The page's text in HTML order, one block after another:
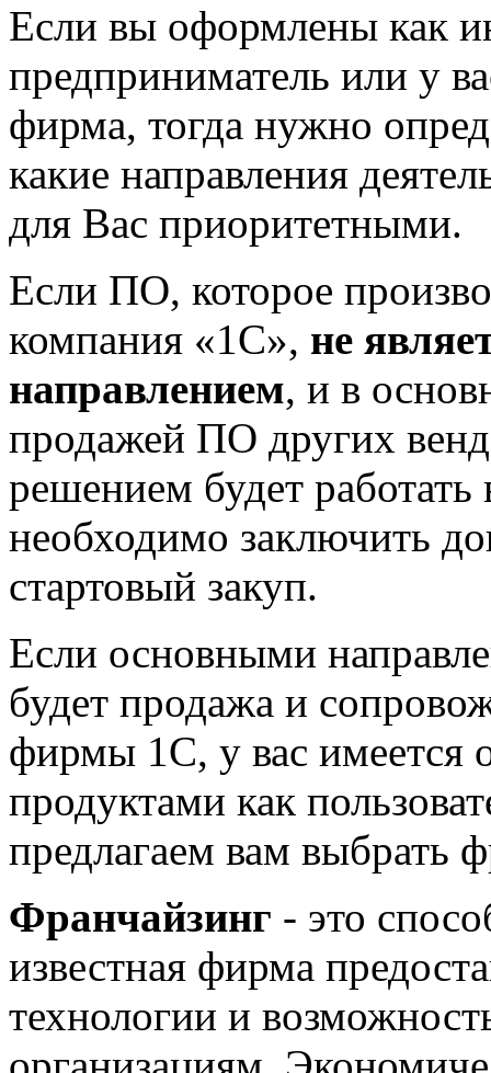
Если вы оформлены как
предприниматель или у
фирма, тогда нужно
какие направления
для Вас приоритетными.
Если ПО, которое
компания «1С», не
направлением, и в
продажей ПО других
решением будет работать
необходимо заключить
стартовый закуп.
Если основными
будет продажа и
фирмы 1С, у вас имеется
продуктами как
предлагаем вам выбрать
Франчайзинг - это
известная фирма
технологии и